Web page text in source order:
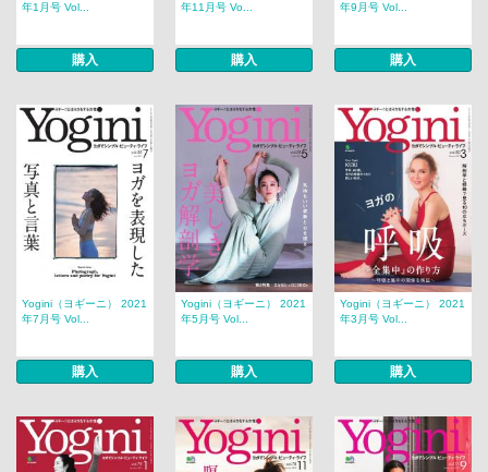
年1月号 Vol...
購入
年11月号 Vo...
購入
年9月号 Vol...
購入
Yogini（ヨギーニ） 2021
年7月号 Vol...
購入
Yogini（ヨギーニ） 2021
年5月号 Vol...
購入
Yogini（ヨギーニ） 2021
年3月号 Vol...
購入